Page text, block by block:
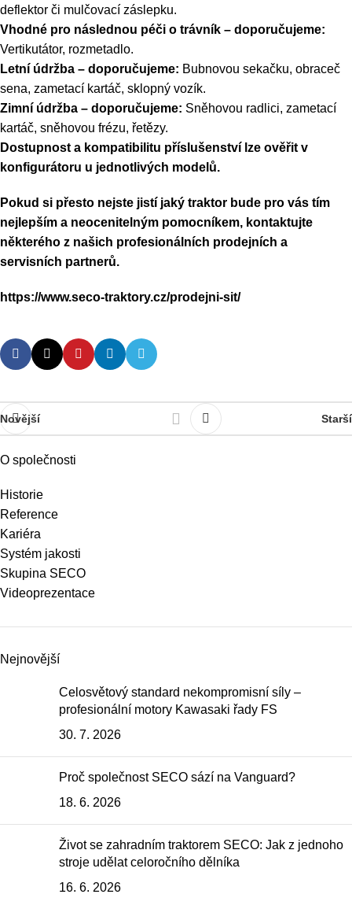
deflektor či mulčovací záslepku.
Vhodné pro následnou péči o trávník – doporučujeme:
Vertikutátor, rozmetadlo.
Letní údržba – doporučujeme: Bubnovou sekačku, obraceč
sena, zametací kartáč, sklopný vozík.
Zimní údržba – doporučujeme: Sněhovou radlici, zametací
kartáč, sněhovou frézu, řetězy.
Dostupnost a kompatibilitu příslušenství lze ověřit v
konfigurátoru u jednotlivých modelů.
Pokud si přesto nejste jistí jaký traktor bude pro vás tím
nejlepším a neocenitelným pomocníkem, kontaktujte
některého z našich profesionálních prodejních a
servisních partnerů.
https://www.seco-traktory.cz/prodejni-sit/
Novější Starší
O společnosti
Historie
Reference
Kariéra
Systém jakosti
Skupina SECO
Videoprezentace
Nejnovější
Celosvětový standard nekompromisní síly –
profesionální motory Kawasaki řady FS
30. 7. 2026
Proč společnost SECO sází na Vanguard?
18. 6. 2026
Život se zahradním traktorem SECO: Jak z jednoho
stroje udělat celoročního dělníka
16. 6. 2026